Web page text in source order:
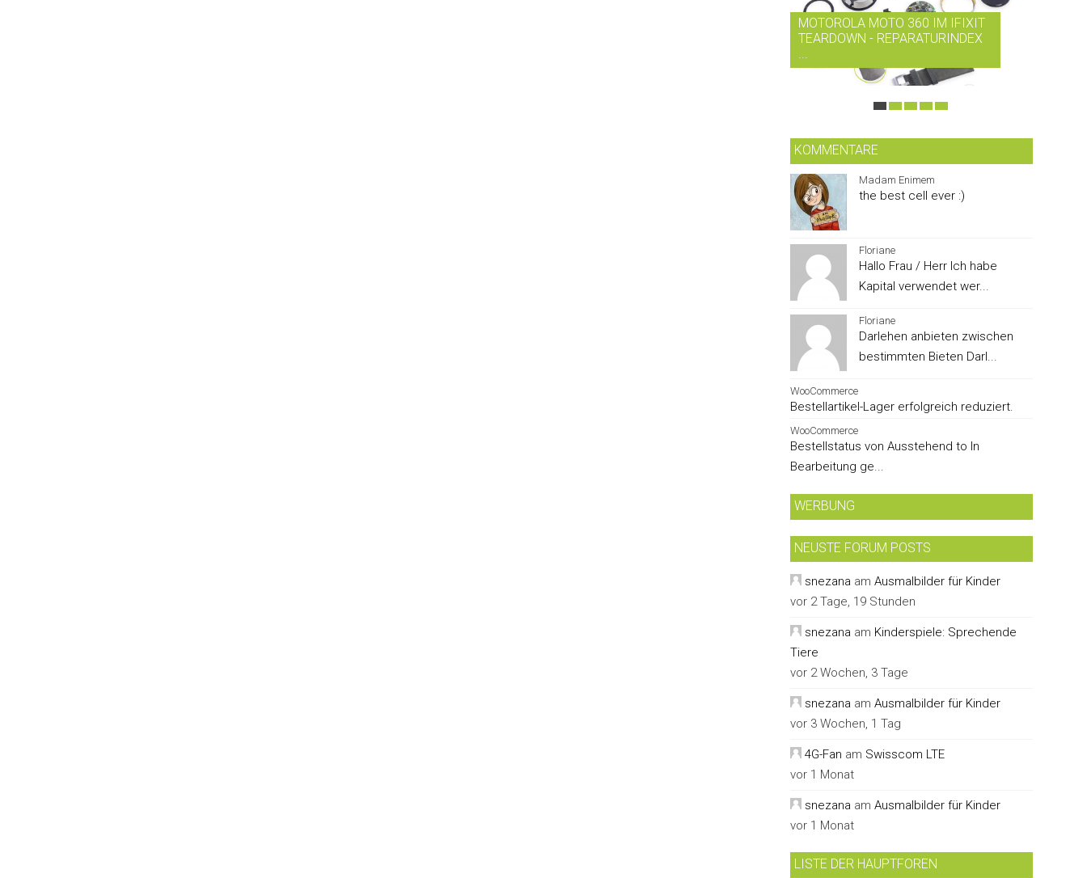
MOTOROLA MOTO 360 IM IFIXIT
TEARDOWN - REPARATURINDEX
...
KOMMENTARE
Madam Enimem
the best cell ever :)
Floriane
Hallo Frau / Herr Ich habe
Kapital verwendet wer...
Floriane
Darlehen anbieten zwischen
bestimmten Bieten Darl...
WooCommerce
Bestellartikel-Lager erfolgreich reduziert.
WooCommerce
Bestellstatus von Ausstehend to In
Bearbeitung ge...
WERBUNG
NEUSTE FORUM POSTS
snezana am Ausmalbilder für Kinder
vor 2 Tage, 19 Stunden
snezana am Kinderspiele: Sprechende
Tiere
vor 2 Wochen, 3 Tage
snezana am Ausmalbilder für Kinder
vor 3 Wochen, 1 Tag
4G-Fan am Swisscom LTE
vor 1 Monat
snezana am Ausmalbilder für Kinder
vor 1 Monat
LISTE DER HAUPTFOREN